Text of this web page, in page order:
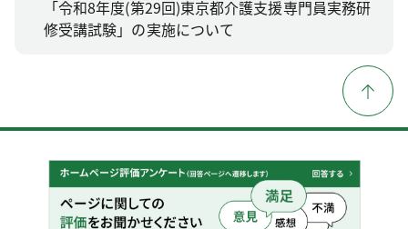
「令和8年度(第29回)東京都介護支援専門員実務研
修受講試験」の実施について